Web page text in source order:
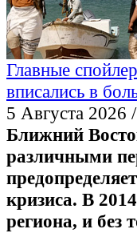
Главные
вписались в
5 Августа 2026 /
Ближний
различными
кризиса. В
региона, и без